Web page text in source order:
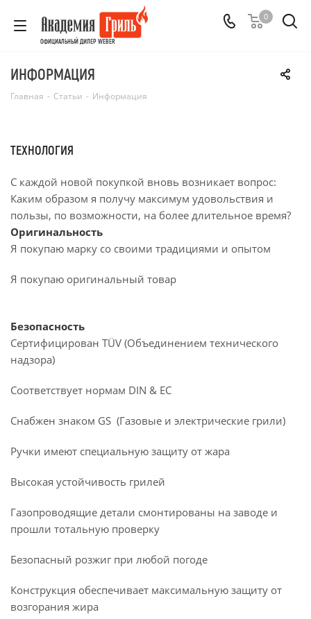
ОФИЦИАЛЬНЫЙ ДИЛЕР WEBER
0
ИНФОРМАЦИЯ
Главная - Статьи - Информация
ТЕХНОЛОГИЯ
С каждой новой покупкой вновь возникает вопрос:
Каким образом я получу максимум удовольствия и
пользы, по возможности, на более длительное время?
Оригинальность
Я покупаю марку со своими традициями и опытом
Я покупаю оригинальный товар
Безопасность
Сертифицирован TÜV (Объединением технического
надзора)
Соответствует нормам DIN & ЕС
Снабжен знаком GS (Газовые и электрические грили)
Ручки имеют специальную защиту от жара
Высокая устойчивость грилей
Газопроводящие детали смонтированы на заводе и
прошли тотальную проверку
Безопасный розжиг при любой погоде
Конструкция обеспечивает максимальную защиту от
возгорания жира